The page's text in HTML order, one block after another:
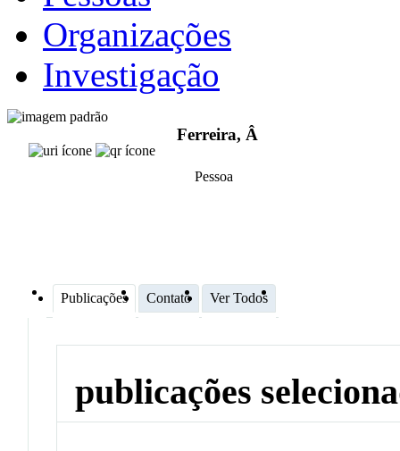
Organizações
Investigação
Ferreira, Â
Pessoa
Publicações Contato Ver Todos
publicações